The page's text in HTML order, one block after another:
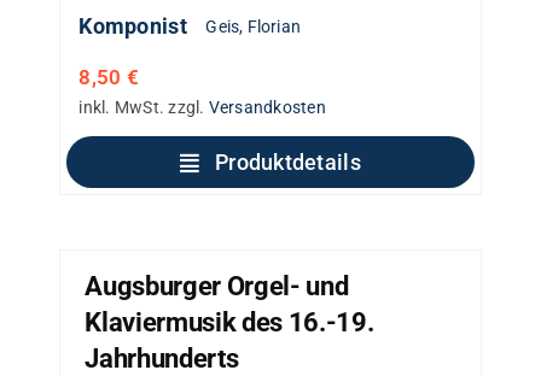
Komponist Geis, Florian
8,50 €
inkl. MwSt. zzgl. Versandkosten
Produktdetails
Augsburger Orgel- und
Klaviermusik des 16.-19.
Jahrhunderts